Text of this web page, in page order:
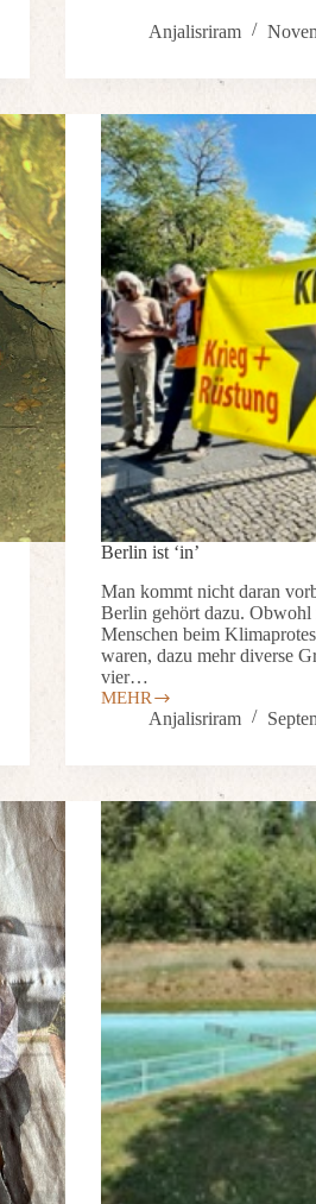
Anjalisriram
Berlin ist ‘in’
Man kommt nicht daran
Berlin gehört dazu. Obwohl
Menschen beim
waren, dazu mehr diverse
vier…
MEHR
Anjalisriram